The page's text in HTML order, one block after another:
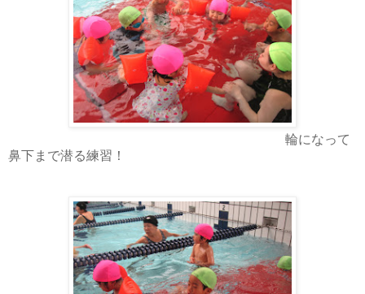
輪になって
鼻下まで潜る練習！